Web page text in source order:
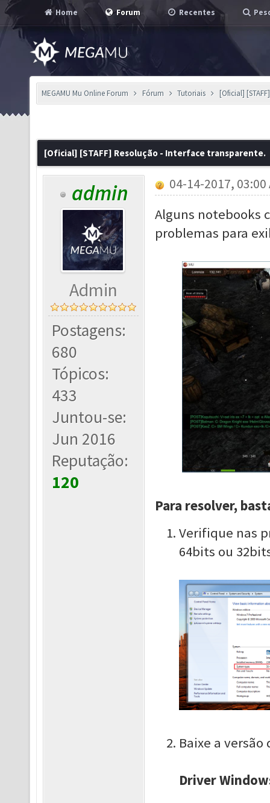
Home Forum Recentes
MEGAMU Mu Online Forum Fórum Tutoriais [Oficial]
[Oficial] [STAFF] Resolução - Interface transparente.
admin
Admin
Postagens:
680
Tópicos:
433
Juntou-se:
Jun 2016
Reputação:
120
04-14-2017, 03:00
Alguns notebooks
problemas para
Para resolver,
Verifique nas
64bits ou
Baixe a
Driver